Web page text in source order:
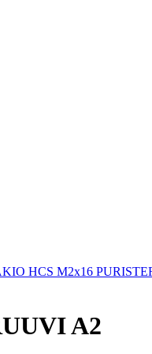
HCS M2x16
A2